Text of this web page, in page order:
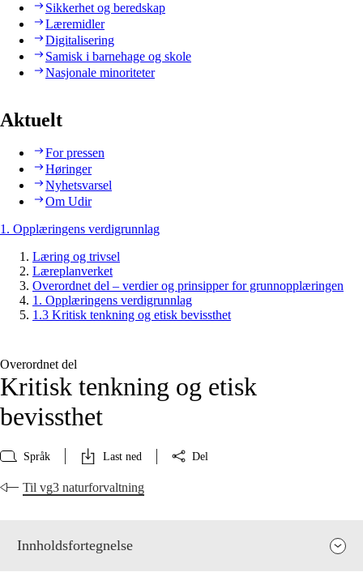
Sikkerhet og beredskap
Læremidler
Digitalisering
Samisk i barnehage og skole
Nasjonale minoriteter
Aktuelt
For pressen
Høringer
Nyhetsvarsel
Om Udir
1. Opplæringens verdigrunnlag
Læring og trivsel
Læreplanverket
Overordnet del – verdier og prinsipper for grunnopplæringen
1. Opplæringens verdigrunnlag
1.3 Kritisk tenkning og etisk bevissthet
Overordnet del
Kritisk tenkning og etisk
bevissthet
Språk Last ned Del
Til vg3 naturforvaltning
Innholdsfortegnelse